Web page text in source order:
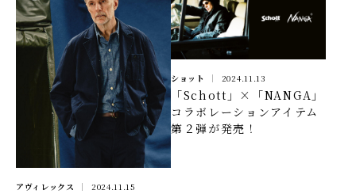
アヴィレックス 2024.11.15
ショット 2024.11.13
「Schott」×「NANGA」
コラボレーションアイテム
第２弾が発売！